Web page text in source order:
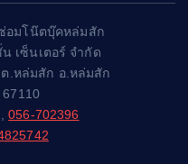
อมโน๊ตบุ๊คหล่มสัก
เซ็นเตอร์ จำกัด
.หล่มสัก อ.หล่มสัก
,056-702396